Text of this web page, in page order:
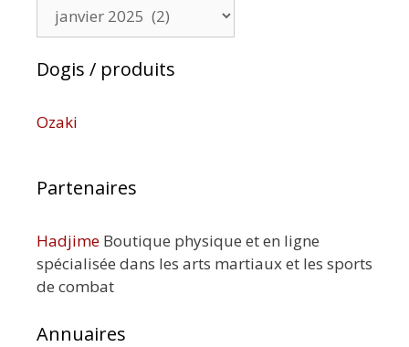
Dogis / produits
Ozaki
Partenaires
Hadjime Boutique physique et en ligne
spécialisée dans les arts martiaux et les sports
de combat
Annuaires